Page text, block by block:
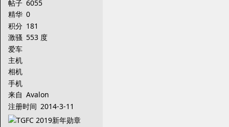
帖子 6055
精华 0
积分 181
激骚 553 度
爱车
主机
相机
手机
来自 Avalon
注册时间 2014-3-11